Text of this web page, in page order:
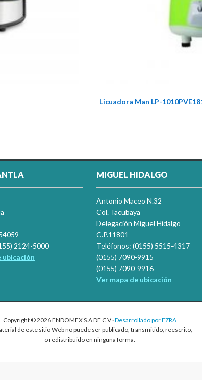
Licuadora Man LP-
2124-5000
ubicación
MIGUEL HIDALGO
Antonio Maceo N.32
Col. Tacubaya
Delegación Miguel Hidalgo
C.P.11801
Teléfonos: (0155) 5515-4317
(0155) 7090-9915
(0155) 7090-9916
Ver mapa de ubicación
Copyright © 2026 ENDOMEX S.A DE C.V ·Desarrollado por EZRA
de este sitio Web no puede ser publicado, transmitido, reescrito,
o redistribuido en ninguna forma.